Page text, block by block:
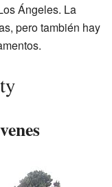
Ángeles. La
pero también hay